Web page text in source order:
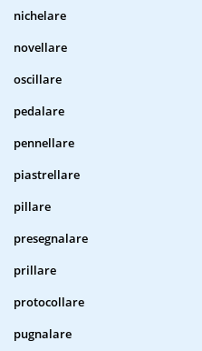
nichelare
novellare
oscillare
pedalare
pennellare
piastrellare
pillare
presegnalare
prillare
protocollare
pugnalare